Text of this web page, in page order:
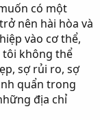
có một
nên hài hòa và
vào cơ thể,
không thể
sợ rủi ro, sợ
quẩn trong
địa chỉ